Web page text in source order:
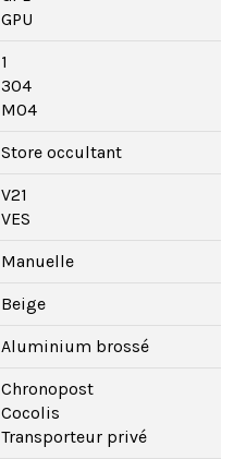
GPU
1
304
M04
Store occultant
V21
VES
Manuelle
Beige
Aluminium brossé
Chronopost
Cocolis
Transporteur privé